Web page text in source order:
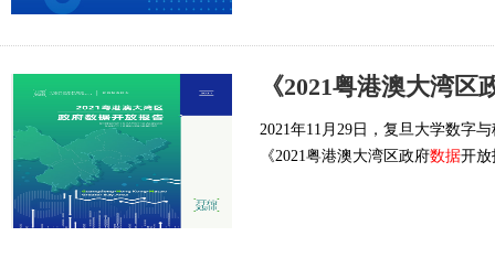
《2021粤港澳大湾区
2021年11月29日，复旦大学数字
《2021粤港澳大湾区政府数据开放